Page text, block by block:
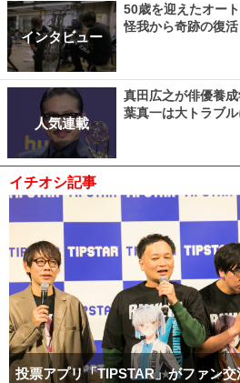
インタビュー
50歳を迎えたオー
怪我から奇跡の復
人気連載
真田広之が俳優養
葉真一は大トラブ
イチオシ記事
投票アプリ「TIPSTAR」がファン交